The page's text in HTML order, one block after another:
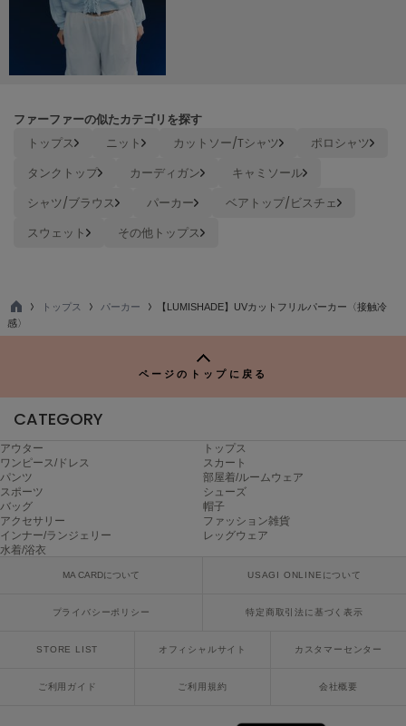
リーボック
SALOMON
sanrio house
サンリオハウス
SHAKA
シャカ
スノーピーク
SNIDEL
スナイデル
SNIDEL HOME
スナイデル ホーム
SOFER
SOMEWHERE BUTTER.
ファーファーの似たカテゴリを探す
トップス ニット カットソー/Tシャツ
ポロシャツ
タンクトップ
カーディガン
キャミソール
シャツ/ブラウス
パーカー
ベアトップ/ビスチェ
スウェット
その他トップス
TO
P
トップス パーカー
【LUMISHADE】UVカットフリルパーカー〈接触冷
感〉
ページのトップに戻る
CATEGORY
アウター
トップス
ワンピース/ドレス
スカート
パンツ
部屋着/ルームウェア
スポーツ
シューズ
バッグ
帽子
アクセサリー
ファッション雑貨
インナー/ランジェリー
レッグウェア
水着/浴衣
MA CARDについて USAGI ONLINEについて
プライバシーポリシー 特定商取引法に基づく表示
STORE LIST オフィシャルサイト カスタマーセンター
ご利用ガイド ご利用規約 会社概要